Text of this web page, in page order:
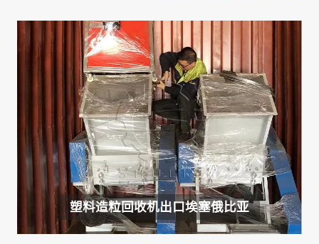
塑料造粒回收机出口埃塞俄比亚